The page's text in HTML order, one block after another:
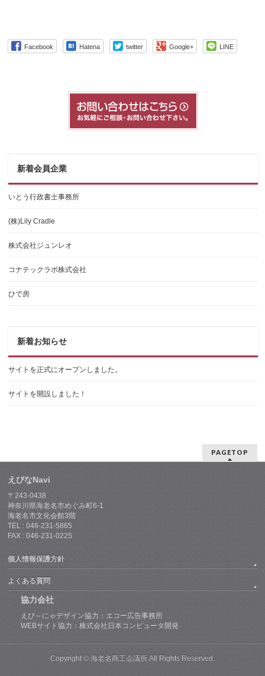
Facebook Hatena twitter Google+ LINE
新着会員企業
いとう行政書士事務所
(株)Lily Cradle
株式会社ジュンレオ
コナテックラボ株式会社
ひで房
新着お知らせ
サイトを正式にオープンしました。
サイトを開設しました！
PAGETOP
えびなNavi
〒243-0438
神奈川県海老名市めぐみ町6-1
海老名市文化会館3階
TEL : 046-231-5865
FAX : 046-231-0225
個人情報保護方針
よくある質問
協力会社
えび～にゃデザイン協力：エコー広告事務所
WEBサイト協力：株式会社日本コンピュータ開発
Copyright © 海老名商工会議所 All Rights Reserved.